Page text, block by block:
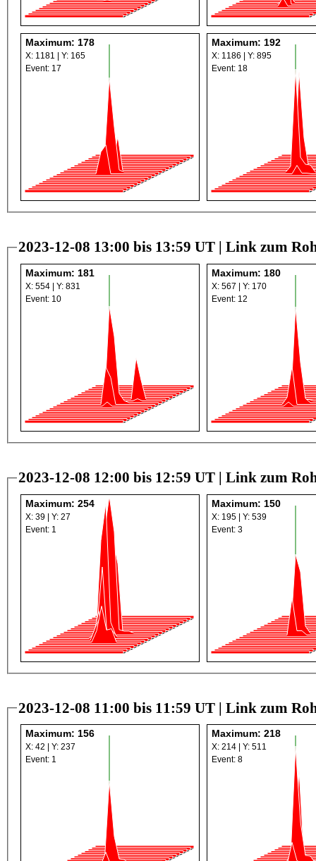
Maximum: 178
X: 1181 | Y: 165
Event: 17
Maximum: 192
X: 1186 | Y: 895
Event: 18
Link zum
Maximum: 181
X: 554 | Y: 831
Event: 10
Maximum: 180
X: 567 | Y: 170
Event: 12
2023-12-08 12:00 bis 12:59 UT | Link zum
Maximum: 254
X: 39 | Y: 27
Event: 1
Maximum: 150
X: 195 | Y: 539
Event: 3
2023-12-08 11:00 bis 11:59 UT | Link zum
Maximum: 156
X: 42 | Y: 237
Event: 1
Maximum: 218
X: 214 | Y: 511
Event: 8